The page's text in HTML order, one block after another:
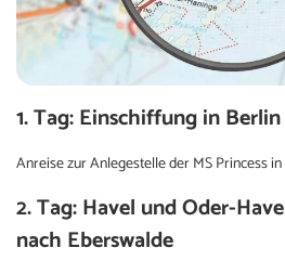
1. Tag: Einschiffung in Berlin
Anreise zur Anlegestelle der MS Princess
2. Tag: Havel und Oder-
nach Eberswalde